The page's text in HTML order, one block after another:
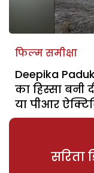
फिल्म समीक्षा
Deepika
का हिस्सा बनी
या पीआर
सरिता